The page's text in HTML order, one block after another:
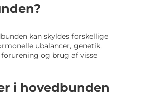
kan skyldes forskellige
ubalancer, genetik,
og brug af visse
i hovedbunden